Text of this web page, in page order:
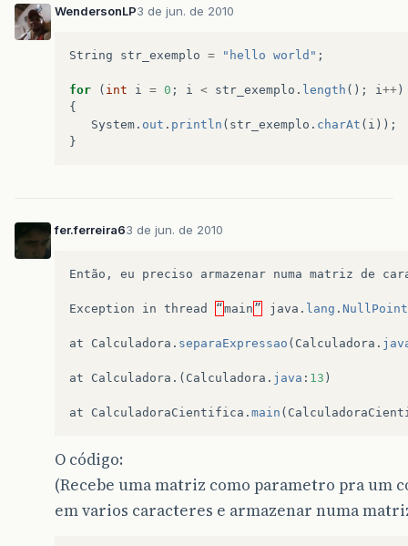
WendersonLP3 de jun. de 2010
String str_exemplo = "hello world" ;
for ( int i = 0 ; i < str_exemplo . length (); i ++ )
{
System . out . println ( str_exemplo . charAt ( i ));
}
fer.ferreira63 de jun. de 2010
Então , eu preciso armazenar numa matriz de
Exception in thread “ main ” java . lang .
at Calculadora . separaExpressao ( Calculadora .
at Calculadora .( Calculadora . java : 13 )
at CalculadoraCientifica . main (
O código:
(Recebe uma matriz como parametro pra um
em varios caracteres e armazenar numa